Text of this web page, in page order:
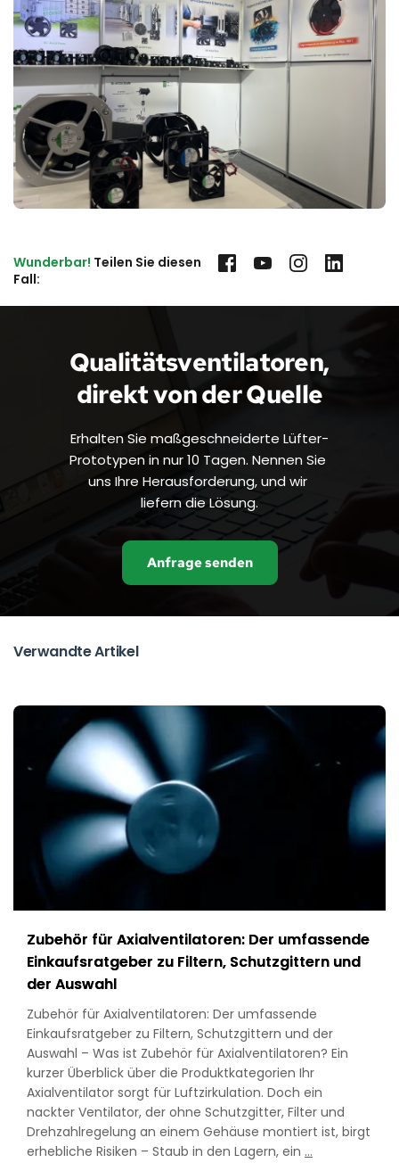
Wunderbar! Teilen Sie diesen
Fall:
Qualitätsventilatoren,
direkt von der Quelle
Erhalten Sie maßgeschneiderte Lüfter-
Prototypen in nur 10 Tagen. Nennen Sie
uns Ihre Herausforderung, und wir
liefern die Lösung.
Anfrage senden
Verwandte Artikel
Zubehör für Axialventilatoren: Der umfassende
Einkaufsratgeber zu Filtern, Schutzgittern und
der Auswahl
Zubehör für Axialventilatoren: Der umfassende
Einkaufsratgeber zu Filtern, Schutzgittern und der
Auswahl – Was ist Zubehör für Axialventilatoren? Ein
kurzer Überblick über die Produktkategorien Ihr
Axialventilator sorgt für Luftzirkulation. Doch ein
nackter Ventilator, der ohne Schutzgitter, Filter und
Drehzahlregelung an einem Gehäuse montiert ist, birgt
erhebliche Risiken – Staub in den Lagern, ein …